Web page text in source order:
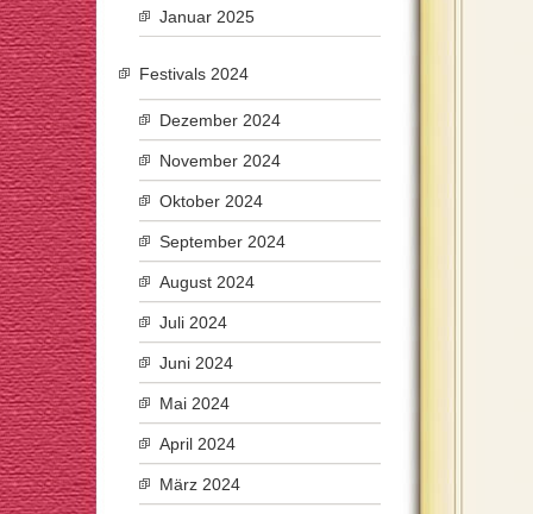
Januar 2025
Festivals 2024
Dezember 2024
November 2024
Oktober 2024
September 2024
August 2024
Juli 2024
Juni 2024
Mai 2024
April 2024
März 2024